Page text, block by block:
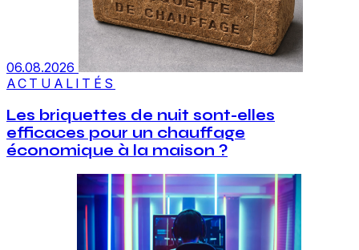
06.08.2026
ACTUALITÉS
Les briquettes de nuit sont-elles
efficaces pour un chauffage
économique à la maison ?